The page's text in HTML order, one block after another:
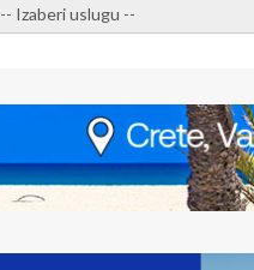
- Izaberite uslugu -